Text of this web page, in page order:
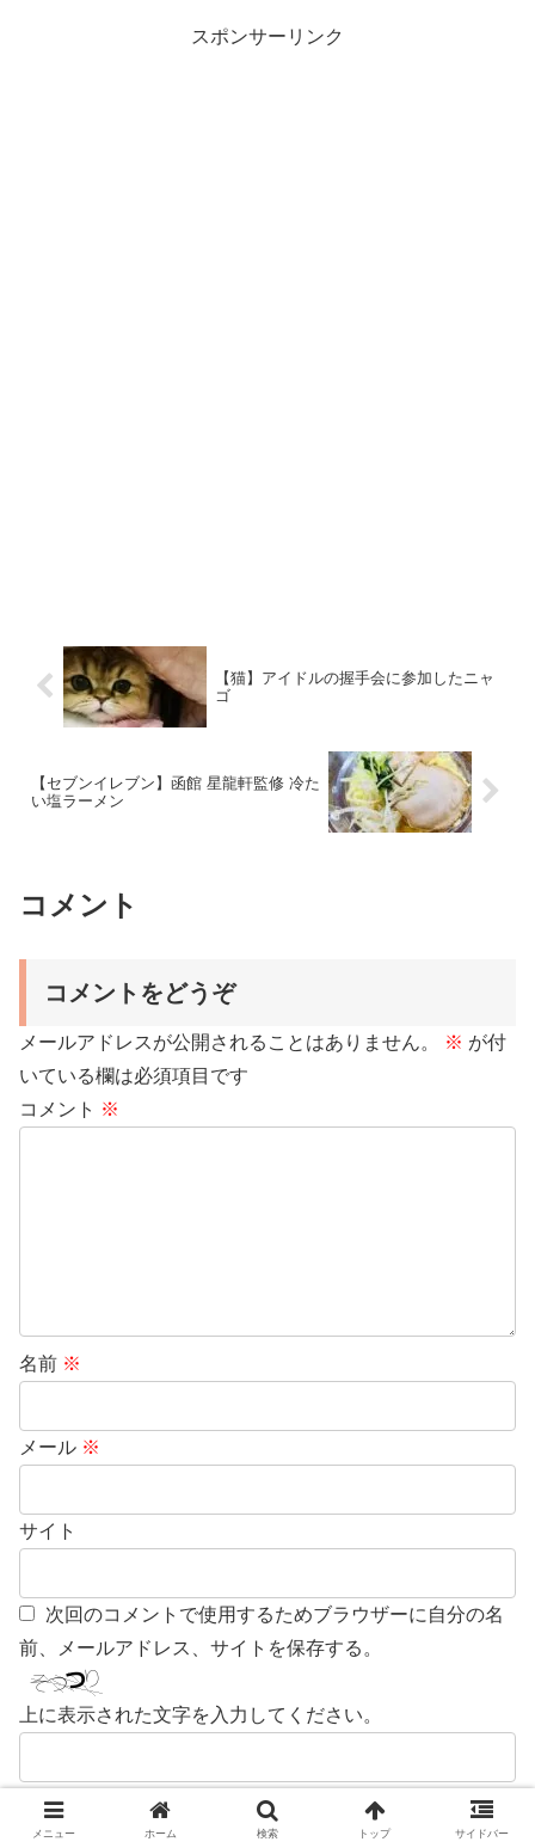
スポンサーリンク
【猫】アイドルの握手会に参加したニャ
ゴ
【セブンイレブン】函館 星龍軒監修 冷た
い塩ラーメン
コメント
コメントをどうぞ
メールアドレスが公開されることはありません。 ※ が付
いている欄は必須項目です
コメント ※
名前 ※
メール ※
サイト
次回のコメントで使用するためブラウザーに自分の名
前、メールアドレス、サイトを保存する。
上に表示された文字を入力してください。
メニュー ホーム 検索 トップ サイドバー